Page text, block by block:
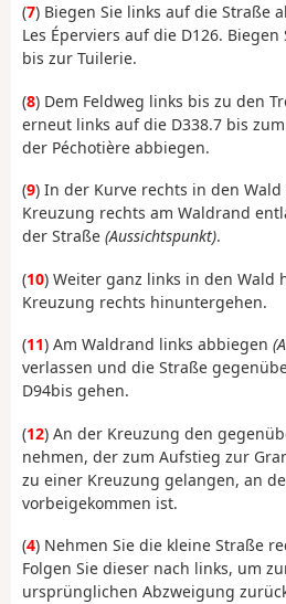
(7) Biegen Sie links auf die Straße
Les Éperviers auf die D126. Biegen
bis zur Tuilerie.
(8) Dem Feldweg links bis zu den
erneut links auf die D338.7 bis
der Péchotière abbiegen.
(9) In der Kurve rechts in den
Kreuzung rechts am Waldrand
der Straße (Aussichtspunkt).
(10) Weiter ganz links in den Wald
Kreuzung rechts hinuntergehen.
(11) Am Waldrand links abbiegen
verlassen und die Straße
D94bis gehen.
(12) An der Kreuzung den
nehmen, der zum Aufstieg zur
zu einer Kreuzung gelangen, an
vorbeigekommen ist.
(4) Nehmen Sie die kleine Straße
Folgen Sie dieser nach links, um
ursprünglichen Abzweigung